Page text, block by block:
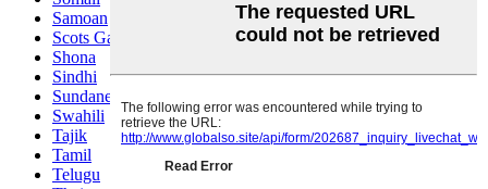
Samoan
Scots Gaelic
Shona
Sindhi
Sundanese
Swahili
Tajik
Tamil
Telugu